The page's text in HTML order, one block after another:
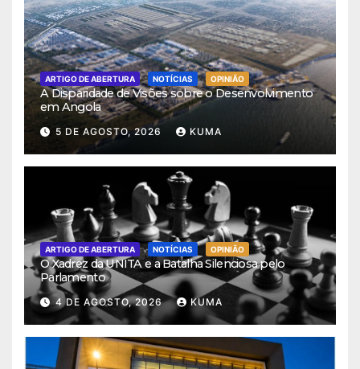
ARTIGO DE ABERTURA NOTÍCIAS OPINIÃO
A Disparidade de Visões sobre o Desenvolvimento
em Angola
5 DE AGOSTO, 2026 KUMA
ARTIGO DE ABERTURA NOTÍCIAS OPINIÃO
O Xadrez da UNITA e a Batalha Silenciosa pelo
Parlamento
4 DE AGOSTO, 2026 KUMA